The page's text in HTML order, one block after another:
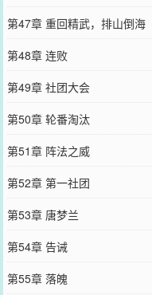
第47章 重回精武，排山倒海
第48章 连败
第49章 社团大会
第50章 轮番淘汰
第51章 阵法之威
第52章 第一社团
第53章 唐梦兰
第54章 告诫
第55章 落魄